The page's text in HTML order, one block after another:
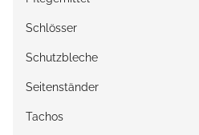
Schlösser
Schutzbleche
Seitenständer
Tachos